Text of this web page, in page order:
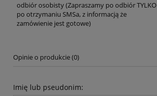
odbiór osobisty(Zapraszamy po odbiór TYLKO
po otrzymaniu SMSa, z informacją że
zamówienie jest gotowe)
Opinie o produkcie (0)
Imię lub pseudonim: